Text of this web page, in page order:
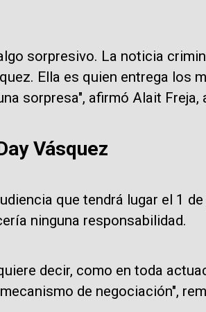
sorpresivo. La noticia
Ella es quien entrega los
sorpresa", afirmó Alait Freja,
Vásquez
que tendrá lugar el 1
ninguna responsabilidad.
decir, como en toda
de negociación",